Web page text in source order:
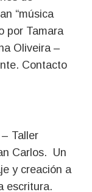
“música
por Tamara
Oliveira –
Contacto
Taller
Carlos. Un
y creación a
escritura.